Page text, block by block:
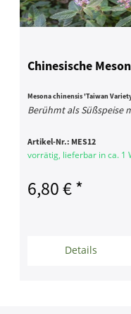
Chinesische
Mesona chinensis 'Taiwan
Berühmt als Süßspeise
Artikel-Nr.: MES12
vorrätig, lieferbar in ca. 1
6,80 € *
Details